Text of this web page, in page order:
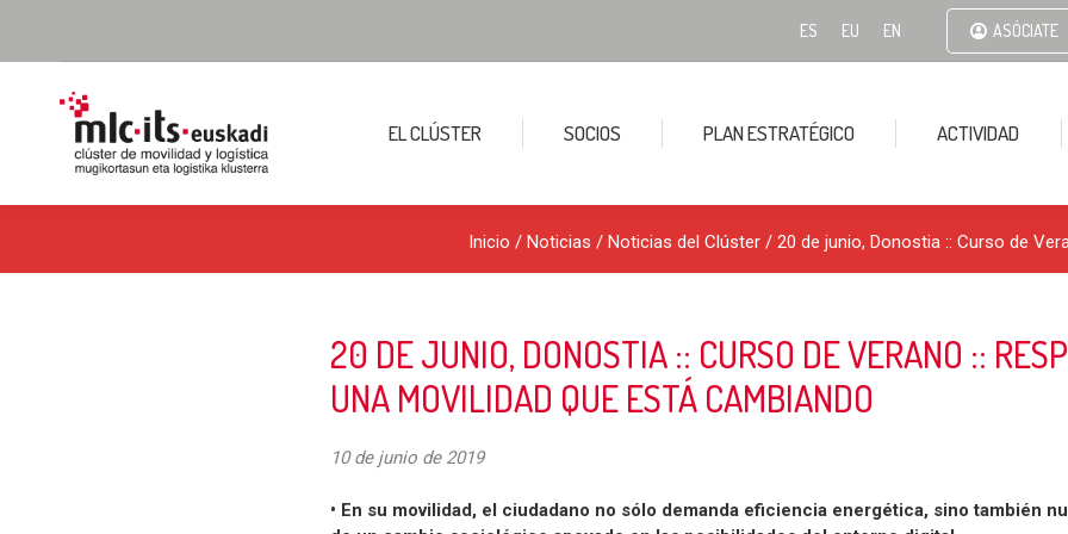
ES EU EN ASÓCIATE
EL CLÚSTER SOCIOS PLAN ESTRATÉGICO ACTIVIDAD
Inicio / Noticias / Noticias del Clúster / 20 de junio, Donostia :: Curso de
20 DE JUNIO, DONOSTIA :: CURSO DE VERANO ::
UNA MOVILIDAD QUE ESTÁ CAMBIANDO
10 de junio de 2019
• En su movilidad, el ciudadano no sólo demanda eficiencia energética, sino también